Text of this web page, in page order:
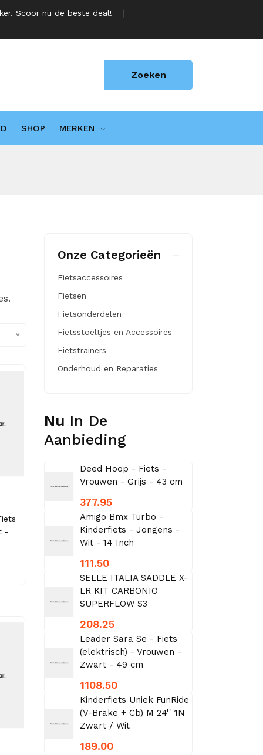
Scoor nu de beste deal!
Zoeken
SHOP MERKEN
--
-
Onze Categorieën
Fietsaccessoires
Fietsen
Fietsonderdelen
Fietsstoeltjes en Accessoires
Fietstrainers
Onderhoud en Reparaties
Nu In De
Aanbieding
Deed Hoop - Fiets -
Vrouwen - Grijs - 43 cm
377.95
Amigo Bmx Turbo -
Kinderfiets - Jongens -
Wit - 14 Inch
111.50
SELLE ITALIA SADDLE X-
LR KIT CARBONIO
SUPERFLOW S3
208.25
Leader Sara Se - Fiets
(elektrisch) - Vrouwen -
Zwart - 49 cm
1108.50
Kinderfiets Uniek FunRide
(V-Brake + Cb) M 24'' 1N
Zwart / Wit
189.00